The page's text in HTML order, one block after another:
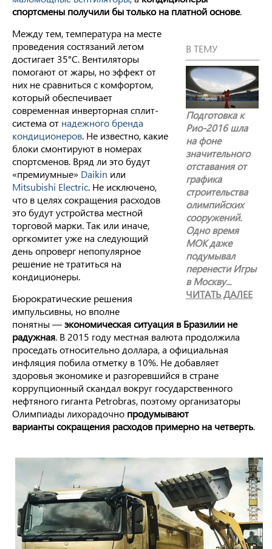
спортсмены получили бы только на платной основе.
В ТЕМУ
Подготовка к
Рио-2016 шла
на фоне
значительного
отставания от
графика
строительства
олимпийских
сооружений.
Одно время
МОК даже
подумывал
перенести Игры
в Москву...
ЧИТАТЬ ДАЛЕЕ
Между тем, температура на месте
проведения состязаний летом
достигает 35°C. Вентиляторы
помогают от жары, но эффект от
них не сравниться с комфортом,
который обеспечивает
современная инверторная сплит-
система от надежного бренда
кондиционеров. Не известно, какие
блоки смонтируют в номерах
спортсменов. Вряд ли это будут
«премиумные» Daikin или
Mitsubishi Electric. Не исключено,
что в целях сокращения расходов
это будут устройства местной
торговой марки. Так или иначе,
оргкомитет уже на следующий
день опроверг непопулярное
решение не тратиться на
кондиционеры.
Бюрократические решения
импульсивны, но вполне
понятны —экономическая ситуация в Бразилии не
радужная. В 2015 году местная валюта продолжила
проседать относительно доллара, а официальная
инфляция побила отметку в 10%. Не добавляет
здоровья экономике и разгоревшийся в стране
коррупционный скандал вокруг государственного
нефтяного гиганта Petrobras, поэтому организаторы
Олимпиады лихорадочно продумывают
варианты сокращения расходов примерно на четверть.